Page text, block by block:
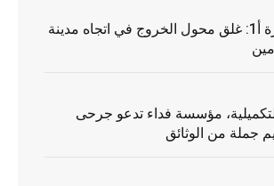
الطريق السيارة أ1: غلق محول الخروج في اتجاه مدينة
مؤسسة فداء تدعو جرحى
جملة من الوثائق